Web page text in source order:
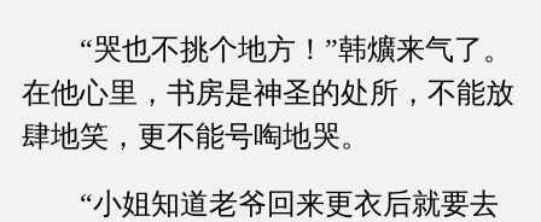
“哭也不挑个地方！”韩爌来气了。
在他心里，书房是神圣的处所，不能放
肆地笑，更不能号啕地哭。
“小姐知道老爷回来更衣后就要去